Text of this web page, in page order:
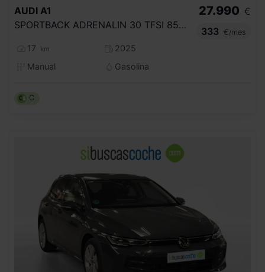
AUDI A1
SPORTBACK ADRENALIN 30 TFSI 85KW (116CV)
17 km
2025
Manual
Gasolina
27.990 €
333
€/mes
C